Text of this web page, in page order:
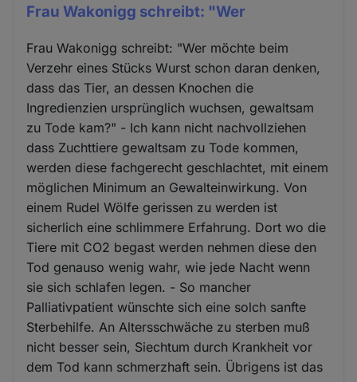
Frau Wakonigg schreibt: "Wer
Frau Wakonigg schreibt: "Wer möchte beim
Verzehr eines Stücks Wurst schon daran denken,
dass das Tier, an dessen Knochen die
Ingredienzien ursprünglich wuchsen, gewaltsam
zu Tode kam?" - Ich kann nicht nachvollziehen
dass Zuchttiere gewaltsam zu Tode kommen,
werden diese fachgerecht geschlachtet, mit einem
möglichen Minimum an Gewalteinwirkung. Von
einem Rudel Wölfe gerissen zu werden ist
sicherlich eine schlimmere Erfahrung. Dort wo die
Tiere mit CO2 begast werden nehmen diese den
Tod genauso wenig wahr, wie jede Nacht wenn
sie sich schlafen legen. - So mancher
Palliativpatient wünschte sich eine solch sanfte
Sterbehilfe. An Altersschwäche zu sterben muß
nicht besser sein, Siechtum durch Krankheit vor
dem Tod kann schmerzhaft sein. Übrigens ist das